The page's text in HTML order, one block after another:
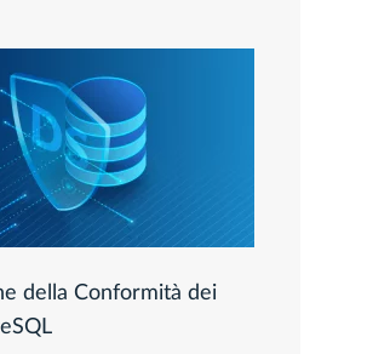
della Conformità dei